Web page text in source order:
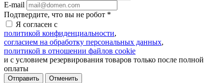
E-mail
Подтвердите, что вы не робот *
Я согласен с
политикой конфиденциальности,
согласием на обработку персональных данных,
политикой в отношении файлов cookie
и с условием резервирования товаров только после полной
оплаты
Отменить